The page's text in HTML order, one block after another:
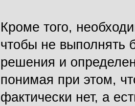
Кроме того,
чтобы не выполнять
решения и
понимая при этом,
фактически нет, а